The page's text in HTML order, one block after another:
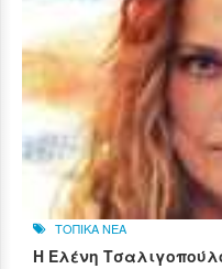
ΤΟΠΙΚΑ ΝΕΑ
Η Ελένη